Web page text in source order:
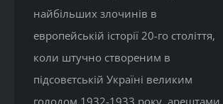
найбільших злочинів в
европейській історії 20-го століття,
коли штучно створеним в
підсовєтській Україні великим